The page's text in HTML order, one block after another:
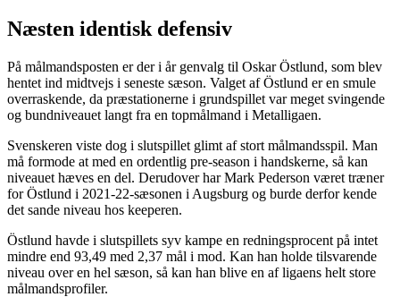
Næsten identisk defensiv
På målmandsposten er der i år genvalg til Oskar Östlund, som blev
hentet ind midtvejs i seneste sæson. Valget af Östlund er en smule
overraskende, da præstationerne i grundspillet var meget svingende
og bundniveauet langt fra en topmålmand i Metalligaen.
Svenskeren viste dog i slutspillet glimt af stort målmandsspil. Man
må formode at med en ordentlig pre-season i handskerne, så kan
niveauet hæves en del. Derudover har Mark Pederson været træner
for Östlund i 2021-22-sæsonen i Augsburg og burde derfor kende
det sande niveau hos keeperen.
Östlund havde i slutspillets syv kampe en redningsprocent på intet
mindre end 93,49 med 2,37 mål i mod. Kan han holde tilsvarende
niveau over en hel sæson, så kan han blive en af ligaens helt store
målmandsprofiler.